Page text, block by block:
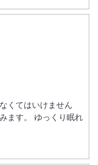
くてはいけません
ます。 ゆっくり眠れ